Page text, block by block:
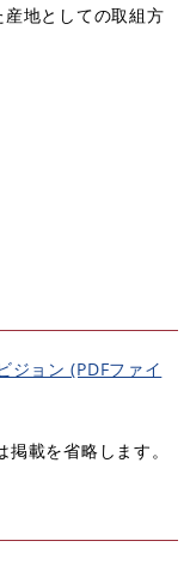
地としての取組方
ジョン (PDFファイ
載を省略します。